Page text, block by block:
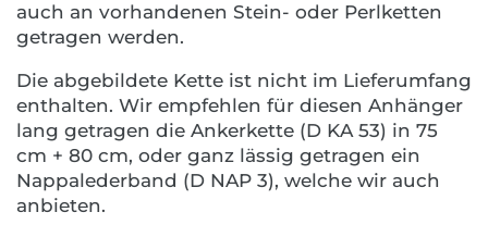
auch an vorhandenen Stein- oder Perlketten
getragen werden.
Die abgebildete Kette ist nicht im Lieferumfang
enthalten. Wir empfehlen für diesen Anhänger
lang getragen die Ankerkette (D KA 53) in 75
cm + 80 cm, oder ganz lässig getragen ein
Nappalederband (D NAP 3), welche wir auch
anbieten.